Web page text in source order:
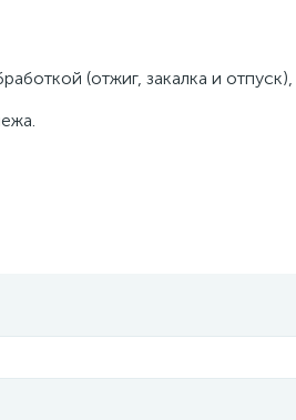
(отжиг, закалка и